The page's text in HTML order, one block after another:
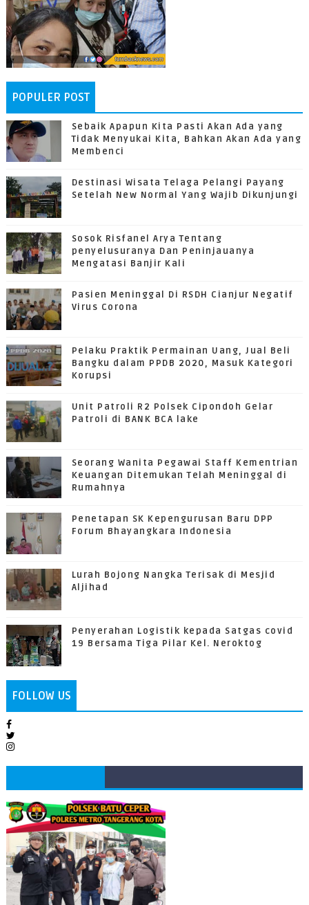
POPULER POST
Sebaik Apapun Kita Pasti Akan Ada yang
Tidak Menyukai Kita, Bahkan Akan Ada yang
Membenci
Destinasi Wisata Telaga Pelangi Payang
Setelah New Normal Yang Wajib Dikunjungi
Sosok Risfanel Arya Tentang
penyelusuranya Dan Peninjauanya
Mengatasi Banjir Kali
Pasien Meninggal Di RSDH Cianjur Negatif
Virus Corona
Pelaku Praktik Permainan Uang, Jual Beli
Bangku dalam PPDB 2020, Masuk Kategori
Korupsi
Unit Patroli R2 Polsek Cipondoh Gelar
Patroli di BANK BCA lake
Seorang Wanita Pegawai Staff Kementrian
Keuangan Ditemukan Telah Meninggal di
Rumahnya
Penetapan SK Kepengurusan Baru DPP
Forum Bhayangkara Indonesia
Lurah Bojong Nangka Terisak di Mesjid
Aljihad
Penyerahan Logistik kepada Satgas covid
19 Bersama Tiga Pilar Kel. Neroktog
FOLLOW US